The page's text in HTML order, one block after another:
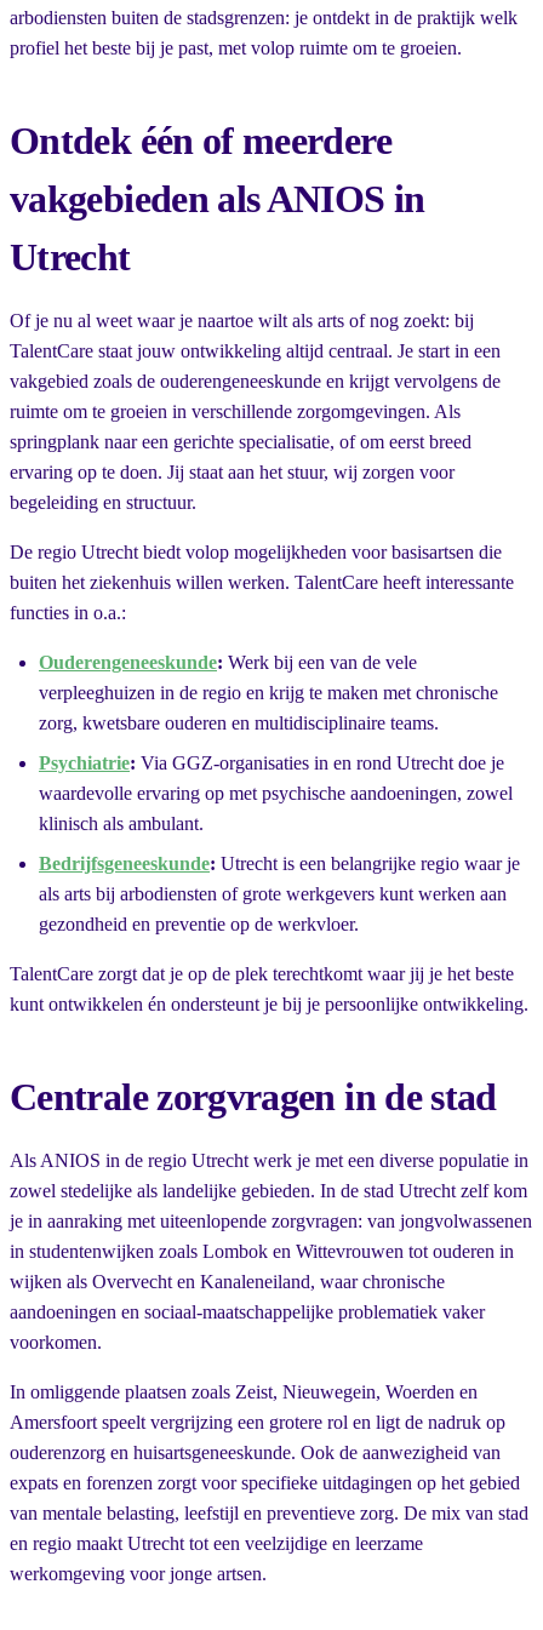
arbodiensten buiten de stadsgrenzen: je ontdekt in de praktijk welk
profiel het beste bij je past, met volop ruimte om te groeien.
Ontdek één of meerdere
vakgebieden als ANIOS in
Utrecht
Of je nu al weet waar je naartoe wilt als arts of nog zoekt: bij
TalentCare staat jouw ontwikkeling altijd centraal. Je start in een
vakgebied zoals de ouderengeneeskunde en krijgt vervolgens de
ruimte om te groeien in verschillende zorgomgevingen. Als
springplank naar een gerichte specialisatie, of om eerst breed
ervaring op te doen. Jij staat aan het stuur, wij zorgen voor
begeleiding en structuur.
De regio Utrecht biedt volop mogelijkheden voor basisartsen die
buiten het ziekenhuis willen werken. TalentCare heeft interessante
functies in o.a.:
Ouderengeneeskunde: Werk bij een van de vele
verpleeghuizen in de regio en krijg te maken met chronische
zorg, kwetsbare ouderen en multidisciplinaire teams.
Psychiatrie: Via GGZ-organisaties in en rond Utrecht doe je
waardevolle ervaring op met psychische aandoeningen, zowel
klinisch als ambulant.
Bedrijfsgeneeskunde: Utrecht is een belangrijke regio waar je
als arts bij arbodiensten of grote werkgevers kunt werken aan
gezondheid en preventie op de werkvloer.
TalentCare zorgt dat je op de plek terechtkomt waar jij je het beste
kunt ontwikkelen én ondersteunt je bij je persoonlijke ontwikkeling.
Centrale zorgvragen in de stad
Als ANIOS in de regio Utrecht werk je met een diverse populatie in
zowel stedelijke als landelijke gebieden. In de stad Utrecht zelf kom
je in aanraking met uiteenlopende zorgvragen: van jongvolwassenen
in studentenwijken zoals Lombok en Wittevrouwen tot ouderen in
wijken als Overvecht en Kanaleneiland, waar chronische
aandoeningen en sociaal-maatschappelijke problematiek vaker
voorkomen.
In omliggende plaatsen zoals Zeist, Nieuwegein, Woerden en
Amersfoort speelt vergrijzing een grotere rol en ligt de nadruk op
ouderenzorg en huisartsgeneeskunde. Ook de aanwezigheid van
expats en forenzen zorgt voor specifieke uitdagingen op het gebied
van mentale belasting, leefstijl en preventieve zorg. De mix van stad
en regio maakt Utrecht tot een veelzijdige en leerzame
werkomgeving voor jonge artsen.